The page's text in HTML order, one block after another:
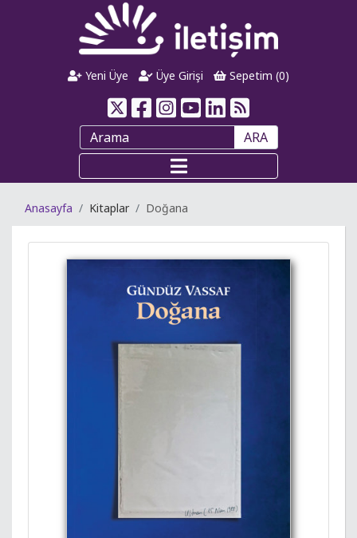
Yeni Üye Üye Girişi Sepetim (0)
ARA
Anasayfa Kitaplar Doğana